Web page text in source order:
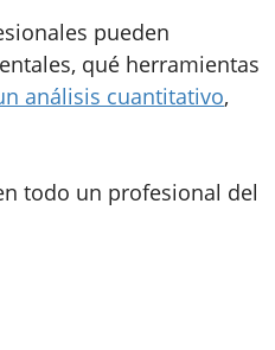
pueden
qué herramientas
análisis cuantitativo,
todo un profesional del